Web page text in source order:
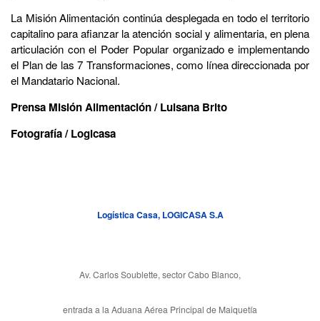
La Misión Alimentación continúa desplegada en todo el territorio
capitalino para afianzar la atención social y alimentaria, en plena
articulación con el Poder Popular organizado e implementando
el Plan de las 7 Transformaciones, como línea direccionada por
el Mandatario Nacional.
Prensa Misión Alimentación / Luisana Brito
Fotografía / Logicasa
Logística Casa, LOGICASA S.A
Av. Carlos Soublette, sector Cabo Blanco,
entrada a la Aduana Aérea Principal de Maiquetía